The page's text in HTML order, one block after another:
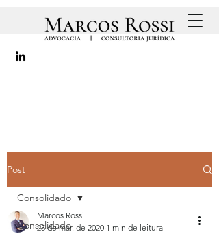
Post
Consolidado
Consolidado
Marcos Rossi
25 de mar. de 2020 1 min de leitura